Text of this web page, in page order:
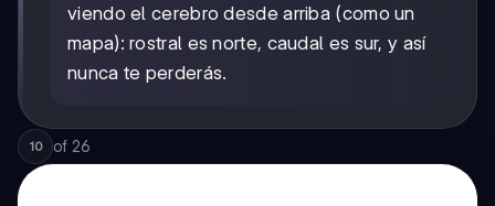
viendo el cerebro desde arriba (como un
mapa): rostral es norte, caudal es sur, y así
nunca te perderás.
10 of 26